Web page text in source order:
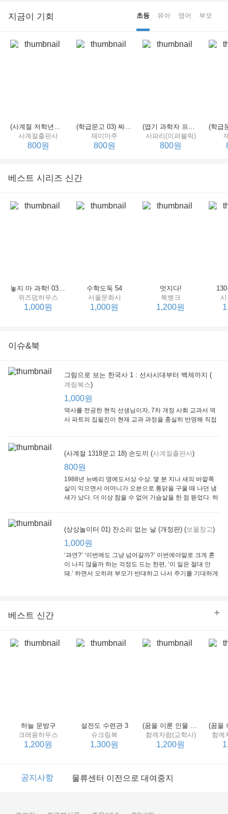
지금이 기회 초등 유아 영어 부모
(사계절 저학년문고 21) 선생님은 모르는 게 너무 많아
사계절출판사
800원
(학급문고 03) 짜장 짬뽕 탕수육
재미마주
800원
(엽기 과학자 프래니 01) 도시락 괴물이 나타났다
사파리(이퍼블릭)
800원
Little, Brown
1,000원
큰솔(토토북)
동아일보사
베스트 시리즈 신간
놓지 마 과학! 03 : 정신이 공룡에 정신 놓다
위즈덤하우스
1,000원
수학도둑 54
서울문화사
1,000원
멋지다!
북뱅크
1,200원
이슈&북
그림으로 보는 한국사 1 : 선사시대부터 백제까지 (
계림북스)
1,000원
역사를 전공한 현직 선생님이자, 7차 개정 사회 교과서 역
사 파트의 집필진이 현재 교과 과정을 충실히 반영해 직접
(사계절 1318문고 18) 손도끼 (사계절출판사)
800원
1988년 뉴베리 명예도서상 수상. 몇 분 지나 새의 바깥쪽
살이 익으면서 어머니가 오븐으로 통닭을 구울 때 나던 냄
새가 났다. 더 이상 참을 수 없어 가슴살을 한 점 뜯었다. 하
(상상놀이터 01) 잔소리 없는 날 (개정판) (보물창고)
1,000원
‘과연?’ ‘이번에도 그냥 넘어갈까?’ 이번에야말로 크게 혼
이 나지 않을까 하는 걱정도 드는 한편, ‘이 일은 절대 안
돼.’ 하면서 오히려 부모가 반대하고 나서 주기를 기대하게
베스트 신간 +
하늘 문방구
크레용하우스
1,200원
설전도 수련관 3
슈크림북
1,300원
(꿈을 이룬 인물 탐구 2) 제인 구달
함께자람(교학사)
1,200원
함께
이벤트 2017년 리브피아 여름방학 참고서 이벤트
공지사항 물류센터 이전으로 대여중지